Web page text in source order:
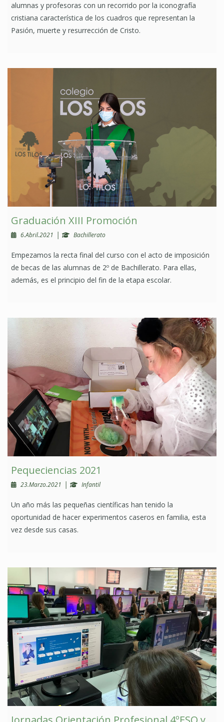
alumnas y profesoras con un recorrido por la iconografía
cristiana característica de los cuadros que representan la
Pasión, muerte y resurrección de Cristo.
Graduación XIII Promoción
6.Abril.2021 | Bachillerato
Empezamos la recta final del curso con el acto de imposición
de becas de las alumnas de 2º de Bachillerato. Para ellas,
además, es el principio del fin de la etapa escolar.
Pequeciencias 2021
23.Marzo.2021 | Infantil
Un año más las pequeñas científicas han tenido la
oportunidad de hacer experimentos caseros en familia, esta
vez desde sus casas.